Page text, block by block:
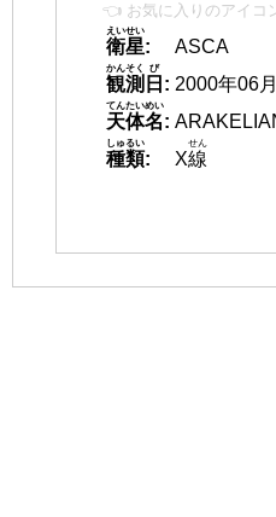
👈 お気に入りのアイコ
衛星
えいせい
:
ASCA
観測
かんそく
日
び
: 2000年06
天体名
てんたいめい
:
種類
しゅるい
: X線
せん